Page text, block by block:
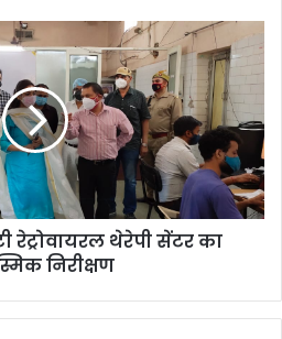
रेट्रोवायरल थेरेपी सेंटर का
निरीक्षण